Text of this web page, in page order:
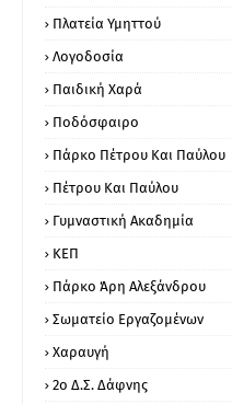
Πλατεία Υμηττού
Λογοδοσία
Παιδική Χαρά
Ποδόσφαιρο
Πάρκο Πέτρου Και Παύλου
Πέτρου Και Παύλου
Γυμναστική Ακαδημία
ΚΕΠ
Πάρκο Άρη Αλεξάνδρου
Σωματείο Εργαζομένων
Χαραυγή
2ο Δ.Σ. Δάφνης